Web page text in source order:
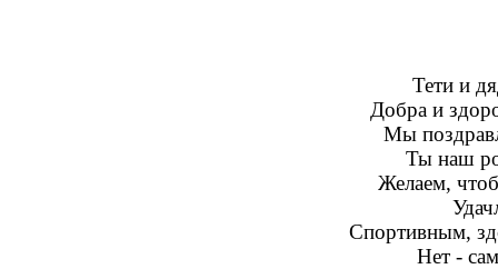
Тети и
Добра и
Мы
Ты наш
Желаем,
Спортивным,
Нет -